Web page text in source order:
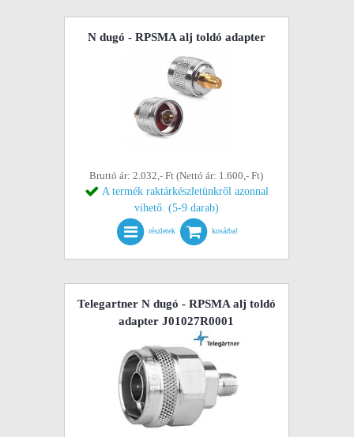
N dugó - RPSMA alj toldó adapter
Bruttó ár: 2.032,- Ft (Nettó ár: 1.600,- Ft)
A termék raktárkészletünkről azonnal
vihető. (5-9 darab)
részletek kosárba!
Telegartner N dugó - RPSMA alj toldó
adapter J01027R0001